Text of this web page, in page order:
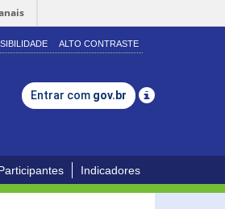
ALTO CONTRASTE
Entrar com gov.br
Indicadores